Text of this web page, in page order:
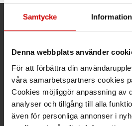
Samtycke Information
Denna webbplats använder
För att förbättra din
våra samarbetspartners cookies
Cookies möjliggör anpassning av
analyser och tillgång till alla
även för personliga annonser i
Kund- och
Ring kundsupport
Maila
Växel